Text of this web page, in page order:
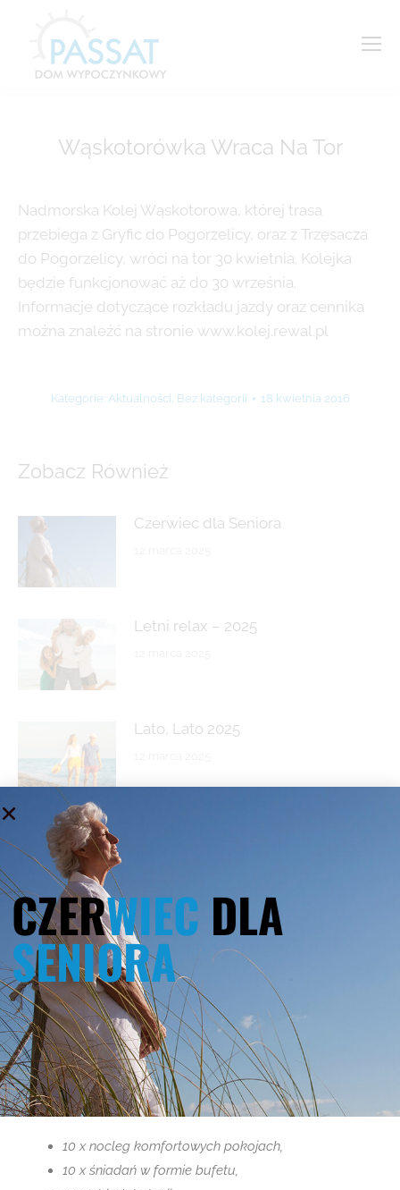
Wąskotorówka Wraca Na Tor
Nadmorska Kolej Wąskotorowa, której trasa
przebiega z Gryfic do Pogorzelicy, oraz z Trzęsacza
do Pogorzelicy, wróci na tor 30 kwietnia. Kolejka
będzie funkcjonować aż do 30 września.
Informacje dotyczące rozkładu jazdy oraz cennika
można znaleźć na stronie www.kolej.rewal.pl
Kategorie: Aktualności, Bez kategorii 18 kwietnia 2016
Zobacz Również
Czerwiec dla Seniora
Letni relax – 2025
Lato, Lato 2025
Majówka 2025
12 marca 2025
Majówka 2024
16 lutego 2024
CZERWIEC DLA
SENIORA
10 x nocleg komfortowych pokojach,
10 x śniadań w formie bufetu,